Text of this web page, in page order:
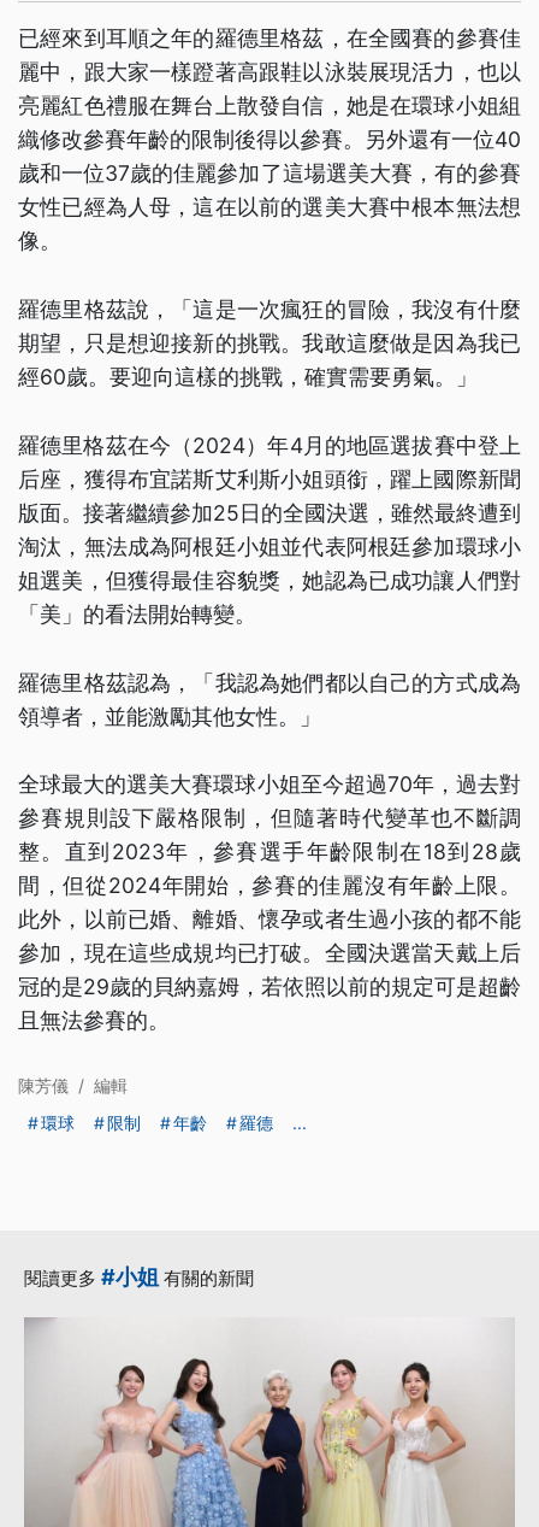
已經來到耳順之年的羅德里格茲，在全國賽的參賽佳
麗中，跟大家一樣蹬著高跟鞋以泳裝展現活力，也以
亮麗紅色禮服在舞台上散發自信，她是在環球小姐組
織修改參賽年齡的限制後得以參賽。另外還有一位40
歲和一位37歲的佳麗參加了這場選美大賽，有的參賽
女性已經為人母，這在以前的選美大賽中根本無法想
像。
羅德里格茲說，「這是一次瘋狂的冒險，我沒有什麼
期望，只是想迎接新的挑戰。我敢這麼做是因為我已
經60歲。要迎向這樣的挑戰，確實需要勇氣。」
羅德里格茲在今（2024）年4月的地區選拔賽中登上
后座，獲得布宜諾斯艾利斯小姐頭銜，躍上國際新聞
版面。接著繼續參加25日的全國決選，雖然最終遭到
淘汰，無法成為阿根廷小姐並代表阿根廷參加環球小
姐選美，但獲得最佳容貌獎，她認為已成功讓人們對
「美」的看法開始轉變。
羅德里格茲認為，「我認為她們都以自己的方式成為
領導者，並能激勵其他女性。」
全球最大的選美大賽環球小姐至今超過70年，過去對
參賽規則設下嚴格限制，但隨著時代變革也不斷調
整。直到2023年，參賽選手年齡限制在18到28歲
間，但從2024年開始，參賽的佳麗沒有年齡上限。
此外，以前已婚、離婚、懷孕或者生過小孩的都不能
參加，現在這些成規均已打破。全國決選當天戴上后
冠的是29歲的貝納嘉姆，若依照以前的規定可是超齡
且無法參賽的。
陳芳儀 / 編輯
環球
限制 年齡 羅德 ...
閱讀更多 #小姐 有關的新聞